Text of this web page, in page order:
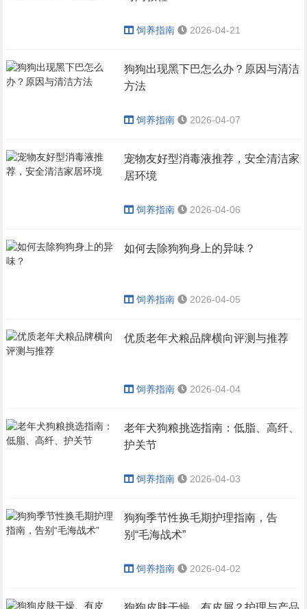
饲养指南 2026-04-21
狗狗出现黑下巴怎么办？原因与清洁
方法
饲养指南 2026-04-07
宠物友好型消毒液推荐，安全清洁家
居环境
饲养指南 2026-04-06
如何去除狗狗身上的异味？
饲养指南 2026-04-05
优质老年犬粮品牌横向评测与推荐
饲养指南 2026-04-04
老年犬狗粮挑选指南：低脂、高纤、
护关节
饲养指南 2026-04-03
狗狗季节性换毛期护理指南，告
别“毛海战术”
饲养指南 2026-04-02